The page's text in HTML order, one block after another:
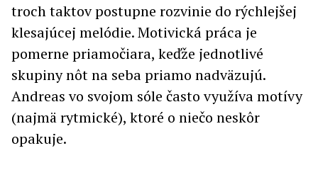
troch taktov postupne rozvinie do rýchlejšej
klesajúcej melódie. Motivická práca je
pomerne priamočiara, keďže jednotlivé
skupiny nôt na seba priamo nadväzujú.
Andreas vo svojom sóle často využíva motívy
(najmä rytmické), ktoré o niečo neskôr
opakuje.